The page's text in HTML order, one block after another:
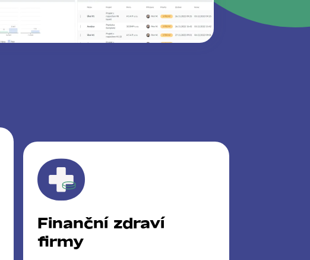
Finanční zdraví
firmy